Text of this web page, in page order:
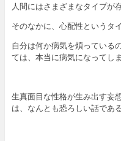
人間にはさまざまなタイプが
そのなかに、心配性というタ
自分は何か病気を煩っている
ては、本当に病気になってし
生真面目な性格が生み出す妄
は、なんとも恐ろしい話である